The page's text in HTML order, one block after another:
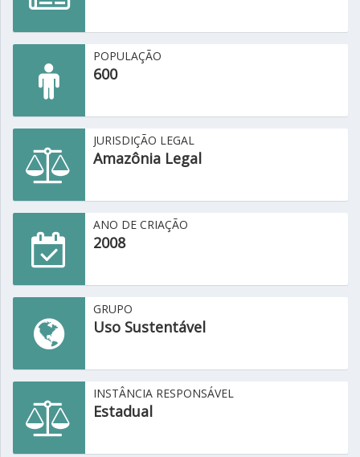
POPULAÇÃO
600
JURISDIÇÃO LEGAL
Amazônia Legal
ANO DE CRIAÇÃO
2008
GRUPO
Uso Sustentável
INSTÂNCIA RESPONSÁVEL
Estadual